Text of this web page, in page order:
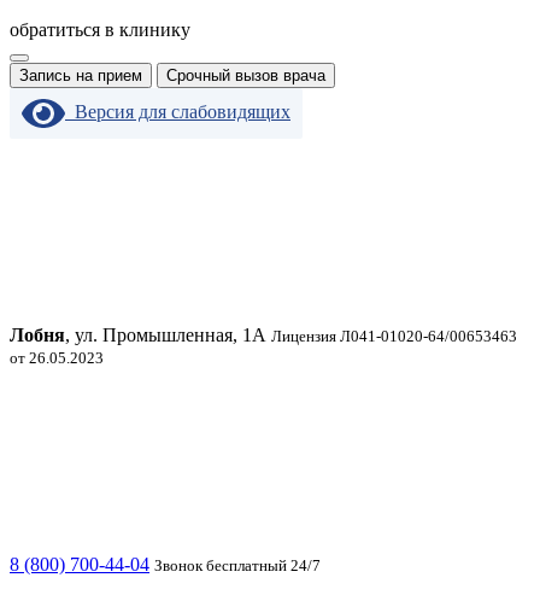
обратиться в клинику
Запись на прием Срочный вызов врача
Версия для слабовидящих
Лобня, ул. Промышленная, 1А Лицензия Л041-01020-64/00653463
от 26.05.2023
8 (800) 700-44-04 Звонок бесплатный 24/7